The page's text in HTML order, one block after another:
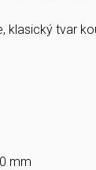
klasický tvar
mm